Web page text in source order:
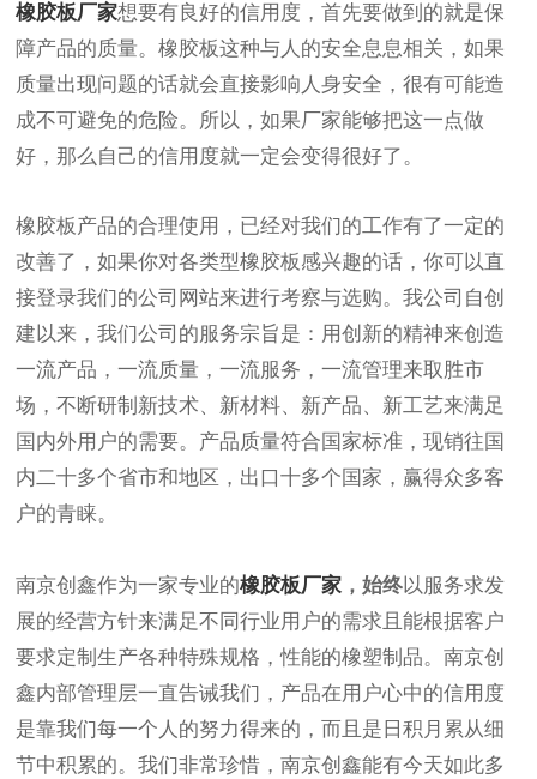
橡胶板厂家想要有良好的信用度，首先要做到的就是保
障产品的质量。橡胶板这种与人的安全息息相关，如果
质量出现问题的话就会直接影响人身安全，很有可能造
成不可避免的危险。所以，如果厂家能够把这一点做
好，那么自己的信用度就一定会变得很好了。
橡胶板产品的合理使用，已经对我们的工作有了一定的
改善了，如果你对各类型橡胶板感兴趣的话，你可以直
接登录我们的公司网站来进行考察与选购。我公司自创
建以来，我们公司的服务宗旨是：用创新的精神来创造
一流产品，一流质量，一流服务，一流管理来取胜市
场，不断研制新技术、新材料、新产品、新工艺来满足
国内外用户的需要。产品质量符合国家标准，现销往国
内二十多个省市和地区，出口十多个国家，赢得众多客
户的青睐。
南京创鑫作为一家专业的橡胶板厂家 ，始终以服务求发
展的经营方针来满足不同行业用户的需求且能根据客户
要求定制生产各种特殊规格，性能的橡塑制品。南京创
鑫内部管理层一直告诫我们，产品在用户心中的信用度
是靠我们每一个人的努力得来的，而且是日积月累从细
节中积累的。我们非常珍惜，南京创鑫能有今天如此多